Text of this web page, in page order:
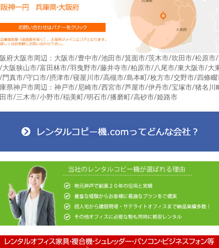
府大阪市周辺：大阪市/豊中市/池田市/箕面市/茨木市/吹田市/松原市
大阪狭山市/富田林市/羽曳野市/藤井寺市/柏原市/八尾市/東大阪市/大
門真市/守口市/摂津市/寝屋川市/高槻市/島本町/枚方市/交野市/四條畷
県神戸市周辺：神戸市/尼崎市/西宮市/芦屋市/伊丹市/宝塚市/猪名川
市/三木市/小野市/稲美町/明石市/播磨町/高砂市/姫路市